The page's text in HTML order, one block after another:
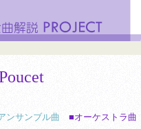
ンサンブル曲 ■オーケストラ曲